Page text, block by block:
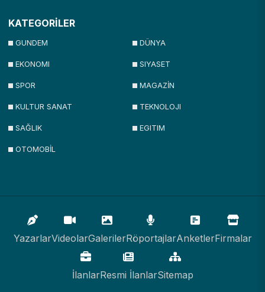
KATEGORİLER
GUNDEM DÜNYA
EKONOMI SIYASET
SPOR MAGAZİN
KULTUR SANAT TEKNOLOJI
SAĞLIK EGITIM
OTOMOBİL
YazarlarVideolarGalerilerRöportajlarAnketlerFirmalar
İlanlarResmi İlanlarSitemap